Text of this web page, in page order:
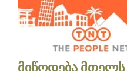
მიწოდება